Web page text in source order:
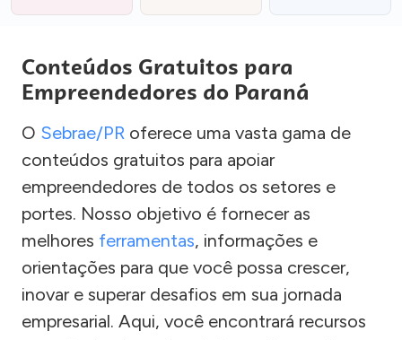
Conteúdos Gratuitos para
Empreendedores do Paraná
O Sebrae/PR oferece uma vasta gama de
conteúdos gratuitos para apoiar
empreendedores de todos os setores e
portes. Nosso objetivo é fornecer as
melhores ferramentas, informações e
orientações para que você possa crescer,
inovar e superar desafios em sua jornada
empresarial. Aqui, você encontrará recursos